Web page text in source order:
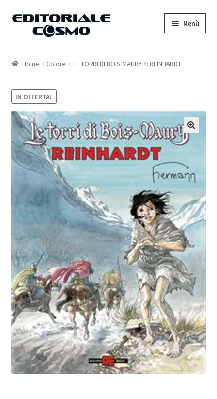
Vai
Vai
Menù
Carrello
Il mio account
Home Colore LE TORRI DI BOIS MAURY 4: REINHARDT
IN OFFERTA!